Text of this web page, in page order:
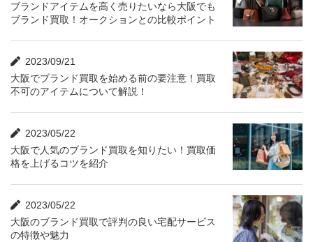
ブランドアイテムを高く売りたいなら大阪でも
ブランド買取！オークションとの比較ポイント
2023/09/21
大阪でブランド買取を始める前の要注意！買取
不可のアイテムについて解説！
2023/05/22
大阪で人気のブランド買取を知りたい！買取価
格を上げるコツを紹介
2023/05/22
大阪のブランド買取で評判の良い宅配サービス
の特徴や魅力